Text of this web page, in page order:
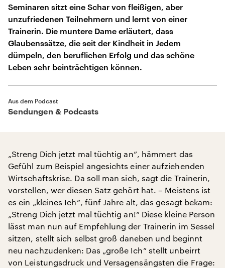
Seminaren sitzt eine Schar von fleißigen, aber
unzufriedenen Teilnehmern und lernt von einer
Trainerin. Die muntere Dame erläutert, dass
Glaubenssätze, die seit der Kindheit in Jedem
dümpeln, den beruflichen Erfolg und das schöne
Leben sehr beinträchtigen können.
Aus dem Podcast
Sendungen & Podcasts
„Streng Dich jetzt mal tüchtig an“, hämmert das
Gefühl zum Beispiel angesichts einer aufziehenden
Wirtschaftskrise. Da soll man sich, sagt die Trainerin,
vorstellen, wer diesen Satz gehört hat. – Meistens ist
es ein „kleines Ich“, fünf Jahre alt, das gesagt bekam:
„Streng Dich jetzt mal tüchtig an!“ Diese kleine Person
lässt man nun auf Empfehlung der Trainerin im Sessel
sitzen, stellt sich selbst groß daneben und beginnt
neu nachzudenken: Das „große Ich“ stellt unbeirrt
von Leistungsdruck und Versagensängsten die Frage: